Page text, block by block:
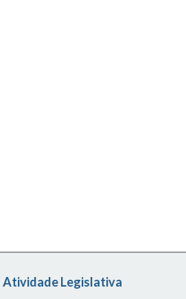
Atividade Legislativa